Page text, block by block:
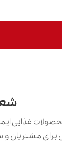
غذایی
برای مشتریان